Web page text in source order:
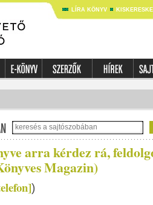
LÍRA KÖNYV
arra kérdez rá,
Magazin)
)